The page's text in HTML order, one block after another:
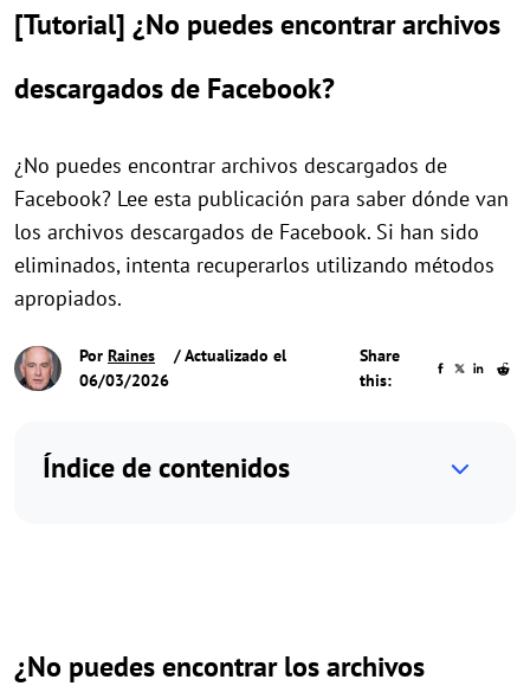
[Tutorial] ¿No puedes encontrar archivos
descargados de Facebook?
¿No puedes encontrar archivos descargados de
Facebook? Lee esta publicación para saber dónde van
los archivos descargados de Facebook. Si han sido
eliminados, intenta recuperarlos utilizando métodos
apropiados.
Por Raines
/ Actualizado el
06/03/2026
Share
this:
Índice de contenidos
¿No puedes encontrar los archivos